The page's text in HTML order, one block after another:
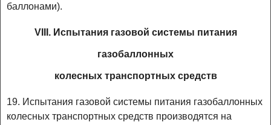
баллонами).
VIII. Испытания газовой системы питания
газобаллонных
колесных транспортных средств
19. Испытания газовой системы питания газобаллонных
колесных транспортных средств производятся на